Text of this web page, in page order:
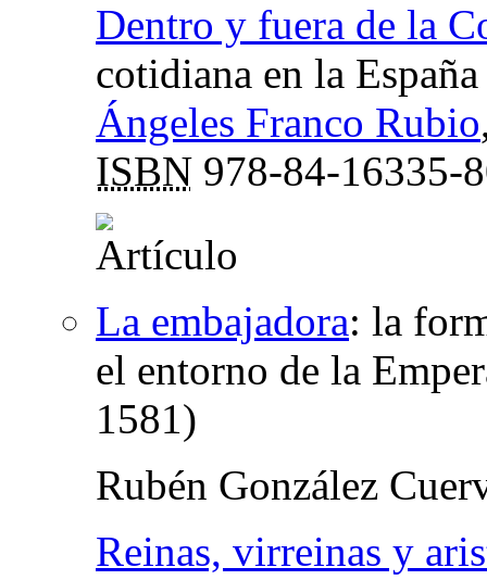
Dentro y fuera de la
cotidiana en la
Ángeles Franco Rubio
ISBN 978-84-16335-
La embajadora: la
el entorno de la
1581)
Rubén González
Reinas, virreinas y